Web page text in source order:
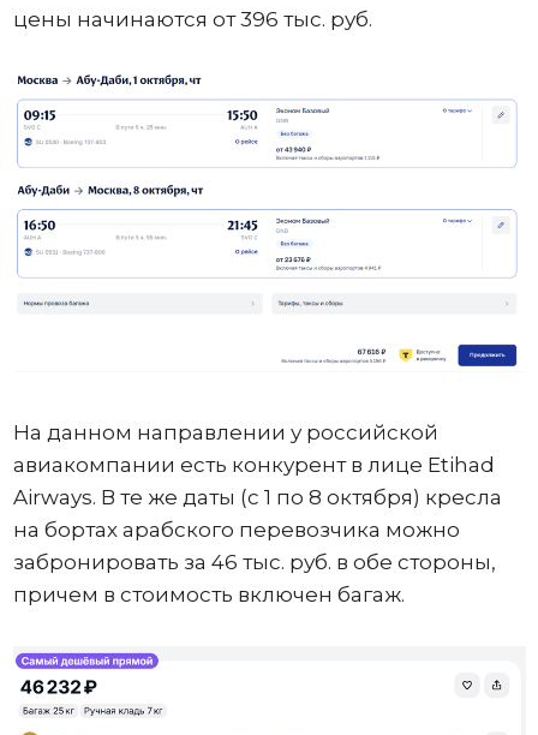
цены начинаются от 396 тыс. руб.
На данном направлении у российской
авиакомпании есть конкурент в лице Etihad
Airways. В те же даты (с 1 по 8 октября) кресла
на бортах арабского перевозчика можно
забронировать за 46 тыс. руб. в обе стороны,
причем в стоимость включен багаж.